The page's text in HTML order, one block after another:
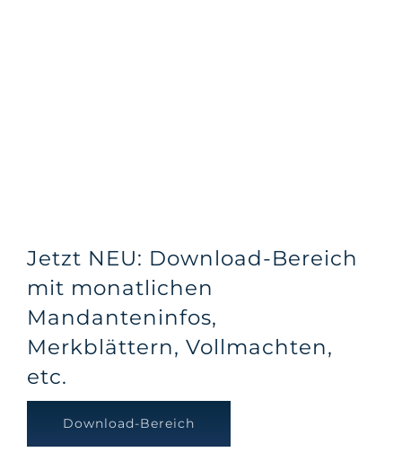
Jetzt NEU: Download-Bereich
mit monatlichen
Mandanteninfos,
Merkblättern, Vollmachten,
etc.
Download-Bereich